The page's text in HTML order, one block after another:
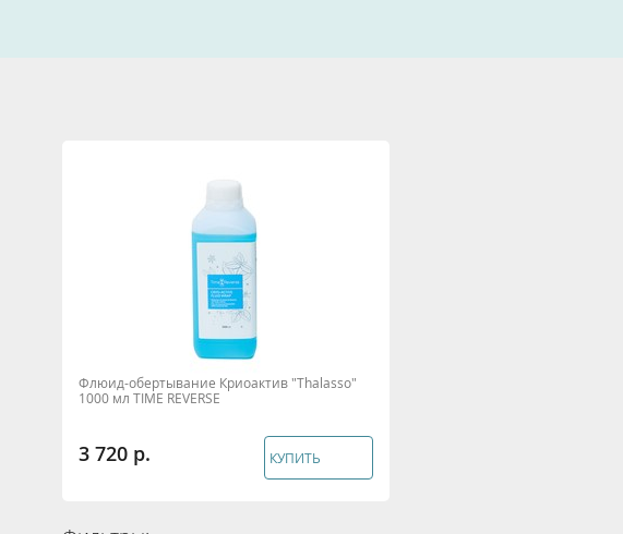
Флюид-обертывание Криоактив "Thalasso"
1000 мл TIME REVERSE
3 720 КУПИТЬ